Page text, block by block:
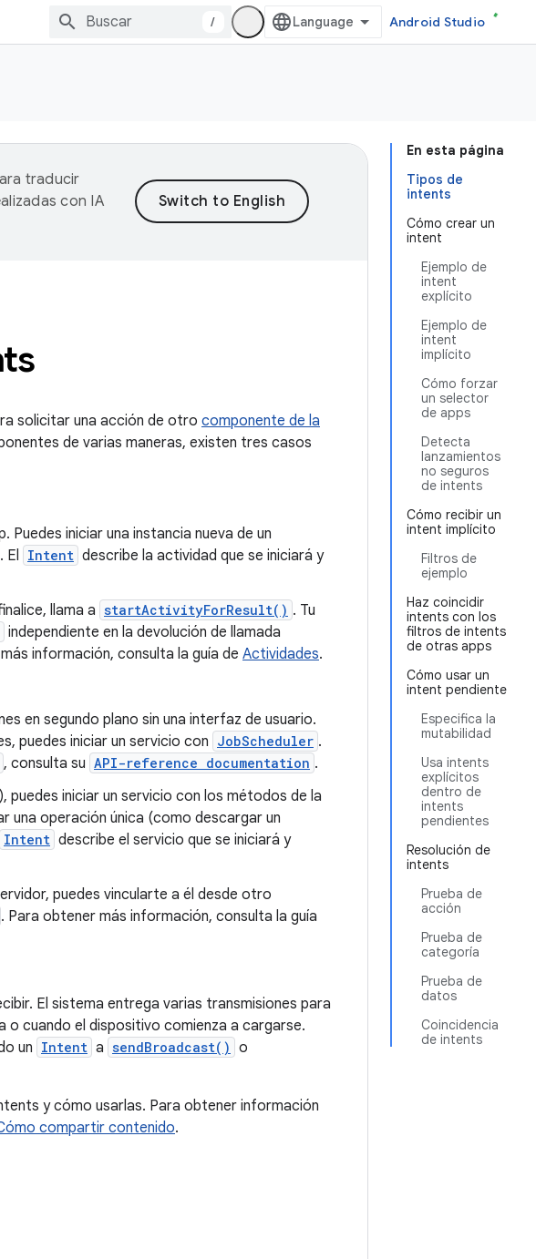
/ Android Studio
En esta página
Tipos de
intents
Cómo crear un
intent
Ejemplo de
intent
explícito
Ejemplo de
intent
implícito
Cómo forzar
un selector
de apps
Detecta
lanzamientos
no seguros
de intents
Cómo recibir un
intent implícito
Filtros de
ejemplo
Haz coincidir
intents con los
filtros de intents
de otras apps
Cómo usar un
intent pendiente
Especifica la
mutabilidad
Usa intents
explícitos
dentro de
intents
pendientes
Resolución de
intents
Prueba de
acción
Prueba de
categoría
Prueba de
datos
Coincidencia
de intents
traducir
con IA
solicitar una acción de otro componente de la
de varias maneras, existen tres casos
Puedes iniciar una instancia nueva de un
. El Intent describe la actividad que se iniciará y
llama a startActivityForResult() . Tu
independiente en la devolución de llamada
información, consulta la guía de Actividades.
en segundo plano sin una interfaz de usuario.
puedes iniciar un servicio con JobScheduler .
, consulta su API-reference documentation .
puedes iniciar un servicio con los métodos de la
una operación única (como descargar un
Intent describe el servicio que se iniciará y
puedes vincularte a él desde otro
. Para obtener más información, consulta la guía
El sistema entrega varias transmisiones para
o cuando el dispositivo comienza a cargarse.
un Intent a sendBroadcast() o
y cómo usarlas. Para obtener información
compartir contenido.